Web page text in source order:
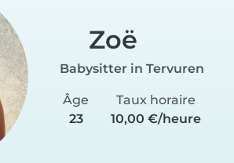
Zoë
Babysitter in Tervuren
Âge
23
Taux horaire
10,00 €/heure